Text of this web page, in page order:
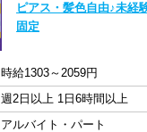
ピアス・髪色自由♪未経
固定
時給1303～2059円
週2日以上 1日6時間以上
アルバイト・パート